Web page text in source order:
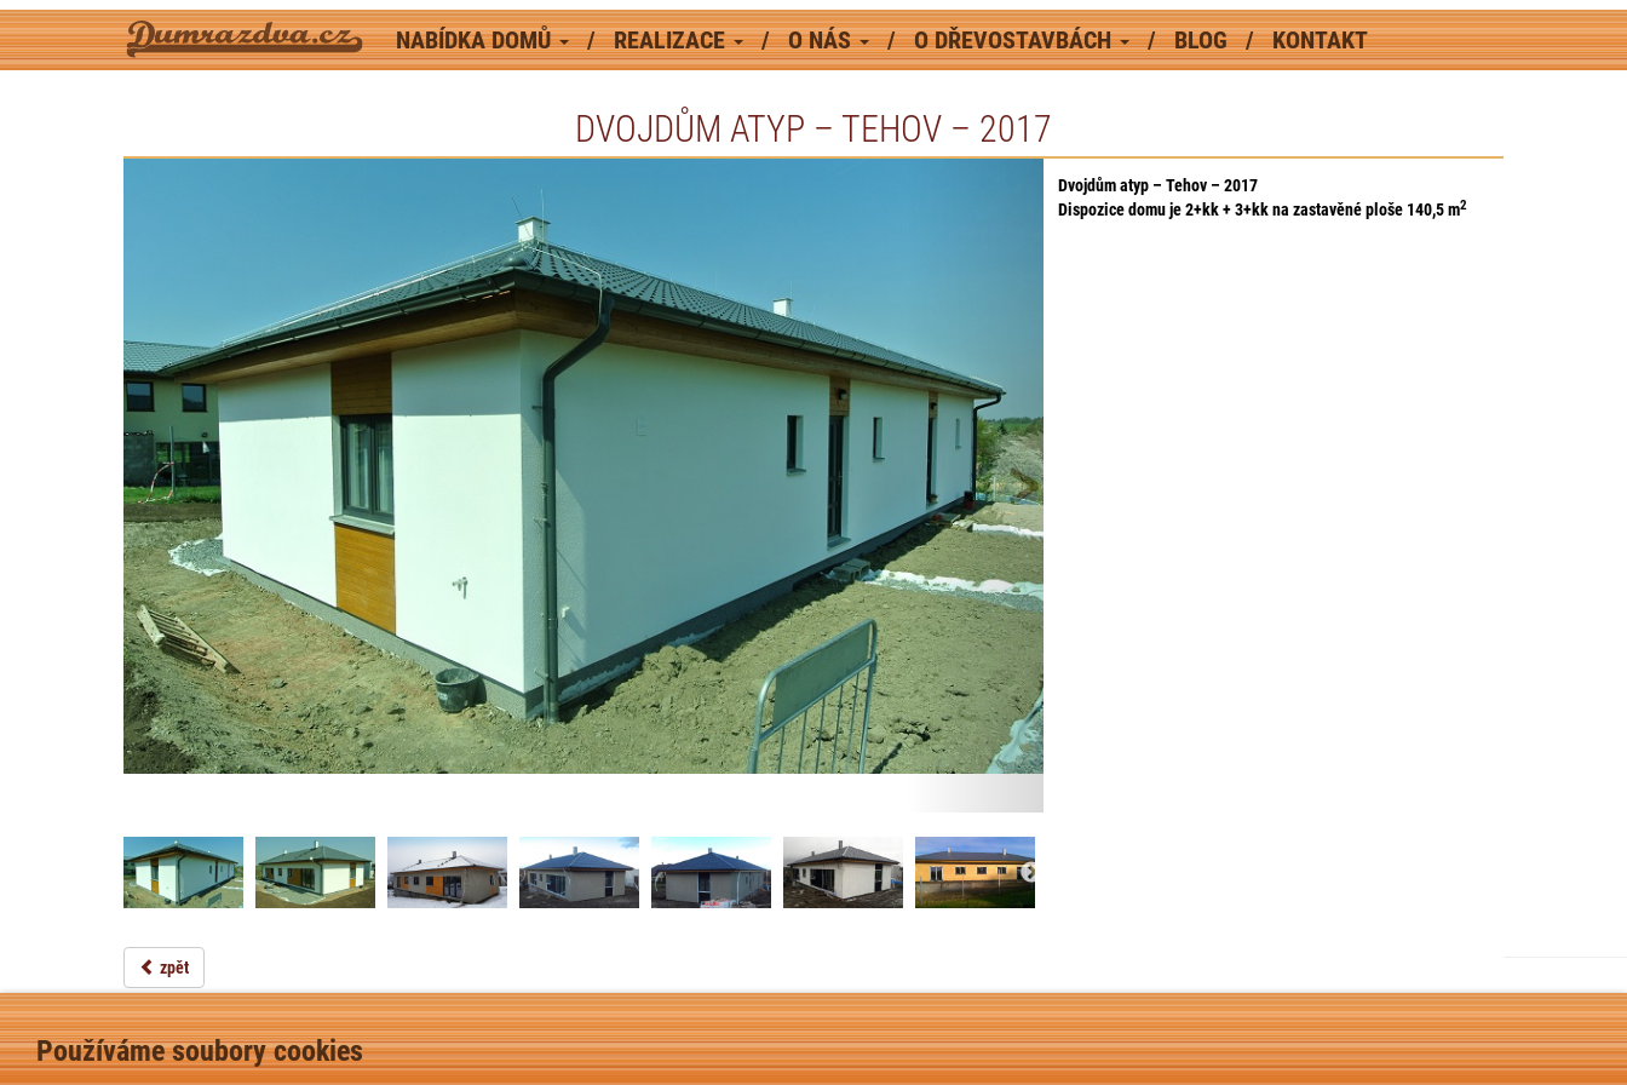
Používáme soubory cookies
NABÍDKA DOMŮ REALIZACE O NÁS O DŘEVOSTAVBÁCH BLOG KONTAKT
DVOJDŮM ATYP – TEHOV – 2017
Dvojdům atyp – Tehov – 2017
Dispozice domu je 2+kk + 3+kk na zastavěné ploše 140,5m2
zpět